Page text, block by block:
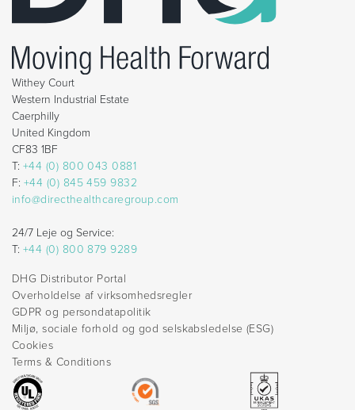
Withey Court
Western Industrial Estate
Caerphilly
United Kingdom
CF83 1BF
T: +44 (0) 800 043 0881
F: +44 (0) 845 459 9832
info@directhealthcaregroup.com
24/7 Leje og Service:
T: +44 (0) 800 879 9289
DHG Distributor Portal
Overholdelse af virksomhedsregler
GDPR og persondatapolitik
Miljø, sociale forhold og god selskabsledelse (ESG)
Cookies
Terms & Conditions